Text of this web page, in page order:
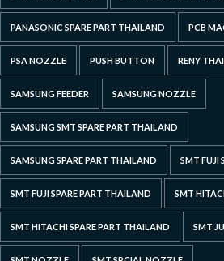
PANASONIC SPARE PART THAILAND PCB
PSA NOZZLE PUSH BUTTON RENY
SAMSUNG FEEDER SAMSUNG NOZZLE
SAMSUNG SMT SPARE PART THAILAND
SAMSUNG SPARE PART THAILAND SMT FUJI
SMT FUJI SPARE PART THAILAND SMT
SMT HITACHI SPARE PART THAILAND SMT